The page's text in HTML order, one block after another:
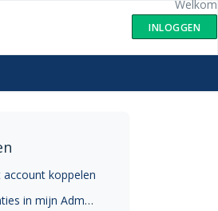
Welkom
INLOGGEN
koppelen
Er staan meer advertenties in mijn Admarkt account dan in mijn Marktfeed account. Hoe kan dit?